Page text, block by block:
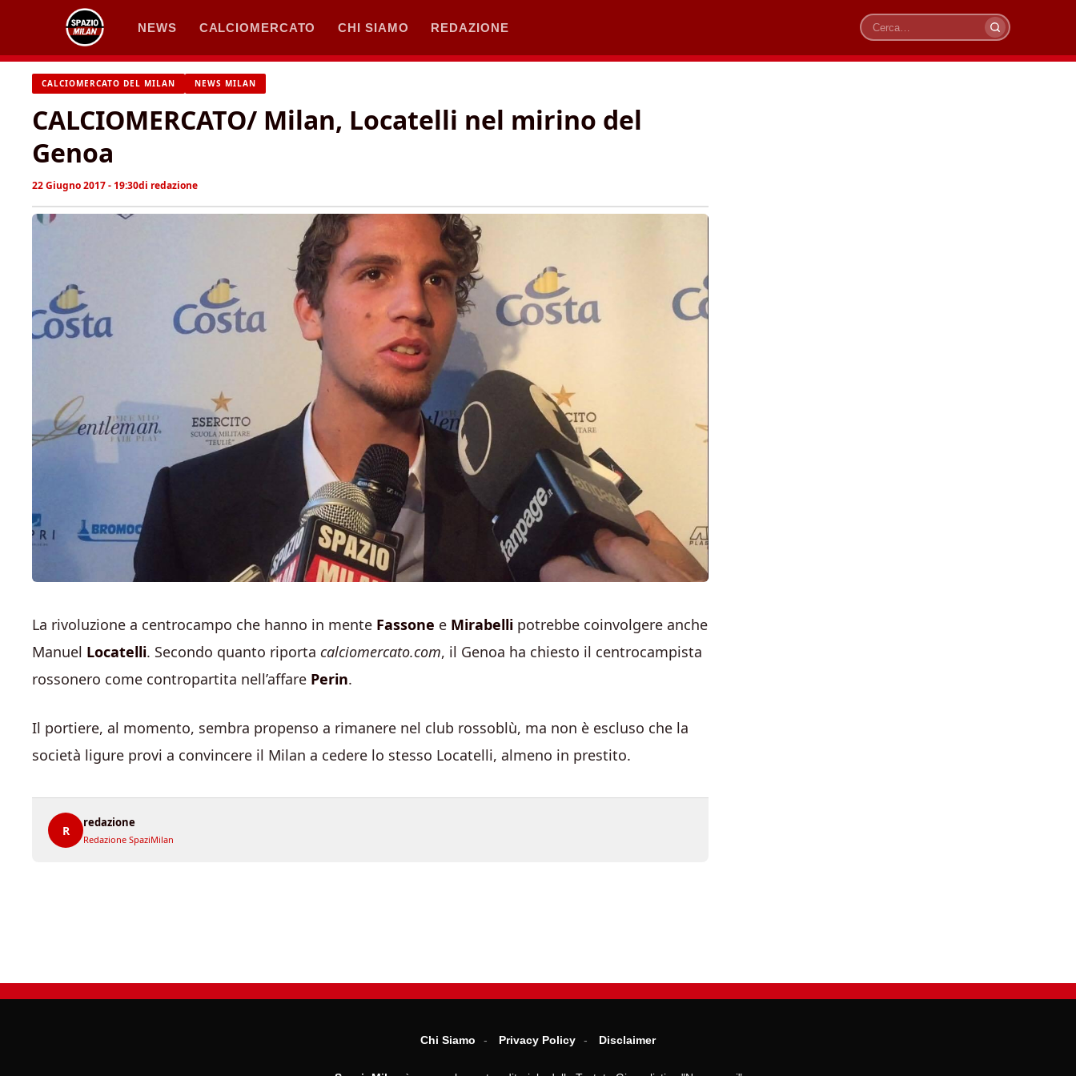
contenuto
NEWS CALCIOMERCATO CHI SIAMO REDAZIONE
Cerca
CALCIOMERCATO DEL MILAN NEWS MILAN
CALCIOMERCATO/ Milan, Locatelli nel mirino del
Genoa
22 Giugno 2017 - 19:30di redazione
La rivoluzione a centrocampo che hanno in mente Fassone e Mirabelli potrebbe coinvolgere anche
Manuel Locatelli. Secondo quanto riporta calciomercato.com, il Genoa ha chiesto il centrocampista
rossonero come contropartita nell’affare Perin.
Il portiere, al momento, sembra propenso a rimanere nel club rossoblù, ma non è escluso che la
società ligure provi a convincere il Milan a cedere lo stesso Locatelli, almeno in prestito.
R
redazione
Redazione SpaziMilan
Chi Siamo Privacy Policy Disclaimer